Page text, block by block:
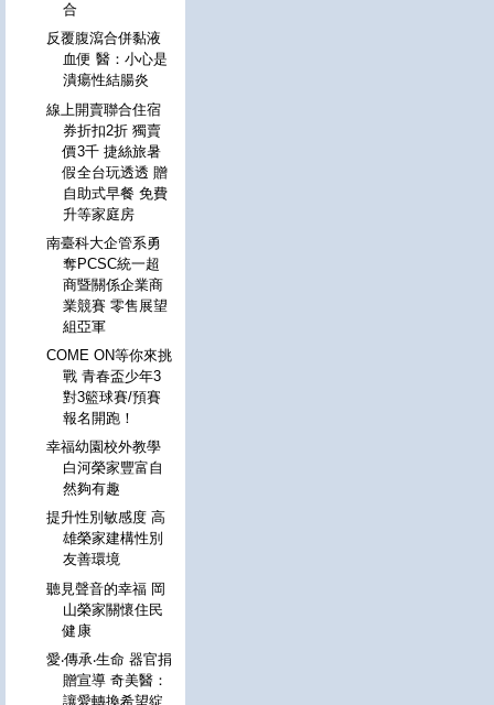
合
反覆腹瀉合併黏液
血便 醫：小心是
潰瘍性結腸炎
線上開賣聯合住宿
券折扣2折 獨賣
價3千 捷絲旅暑
假全台玩透透 贈
自助式早餐 免費
升等家庭房
南臺科大企管系勇
奪PCSC統一超
商暨關係企業商
業競賽 零售展望
組亞軍
COME ON等你來挑
戰 青春盃少年3
對3籃球賽/預賽
報名開跑！
幸福幼園校外教學
白河榮家豐富自
然夠有趣
提升性別敏感度 高
雄榮家建構性別
友善環境
聽見聲音的幸福 岡
山榮家關懷住民
健康
愛‧傳承‧生命 器官捐
贈宣導 奇美醫：
讓愛轉換希望綻